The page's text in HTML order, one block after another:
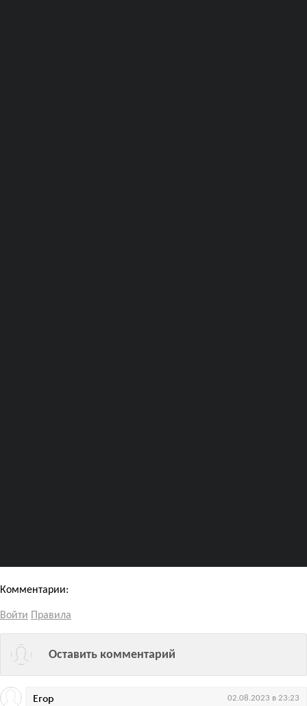
Комментарии:
Войти Правила
Оставить комментарий
Егор 02.08.2023 в 23:23